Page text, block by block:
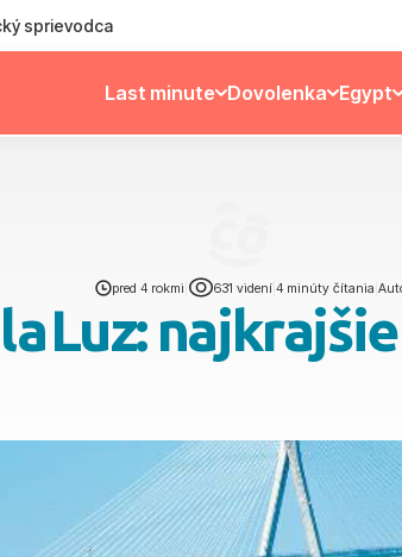
sprievodca
Last minute Dovolenka Egypt
pred 4 rokmi 631 videní| 4 minúty čítania
la Luz: